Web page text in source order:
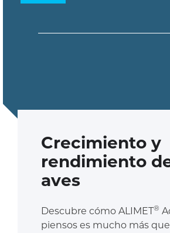
Crecimiento y
rendimiento
aves
Descubre cómo ALIMET®
piensos es mucho más